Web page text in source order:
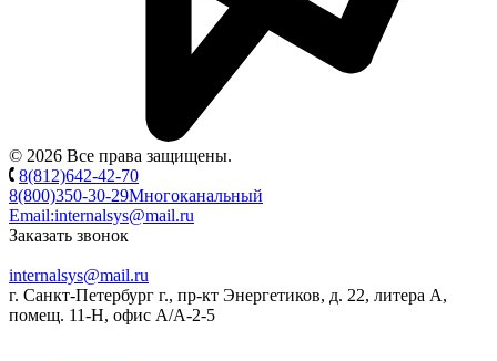
© 2026 Все права защищены.
8(812)642-42-70
8(800)350-30-29Многоканальный
Email:internalsys@mail.ru
Заказать звонок
internalsys@mail.ru
г. Санкт-Петербург г., пр-кт Энергетиков, д. 22, литера А,
помещ. 11-Н, офис А/А-2-5